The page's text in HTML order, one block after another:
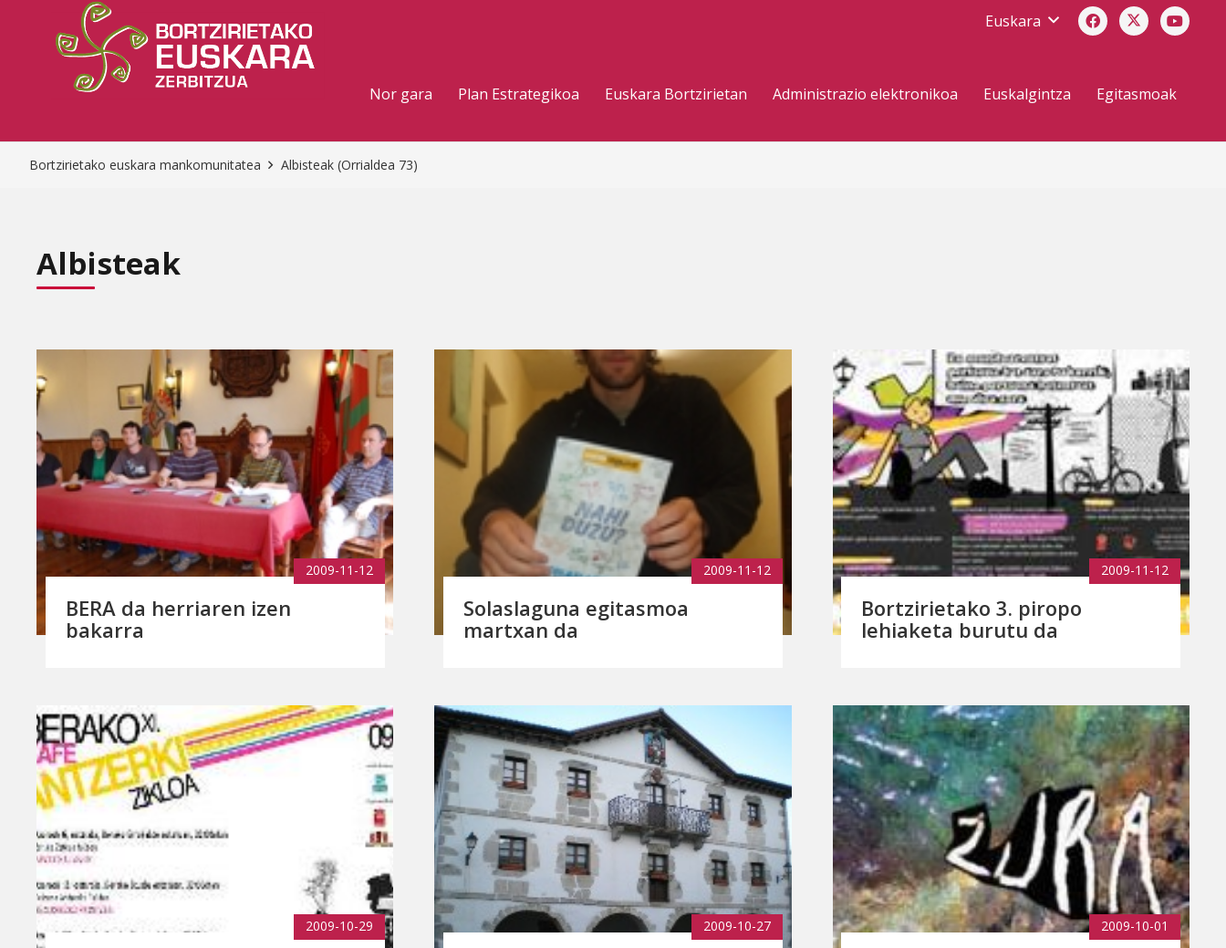
Euskara
Nor gara Plan Estrategikoa Euskara Bortzirietan Administrazio elektronikoa Euskalgintza Egitasmoak
Bortzirietako euskara mankomunitatea Albisteak(Orrialdea 73)
Albisteak
2009-11-12
BERA da herriaren izen
bakarra
2009-11-12
Solaslaguna egitasmoa
martxan da
2009-11-12
Bortzirietako 3. piropo
lehiaketa burutu da
2009-10-29 2009-10-27 2009-10-01